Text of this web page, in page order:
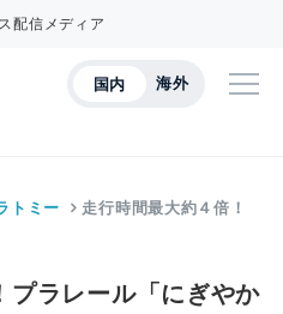
配信メディア
国内 海外
トミー 走行時間最大約４倍！
プラレール「にぎやか